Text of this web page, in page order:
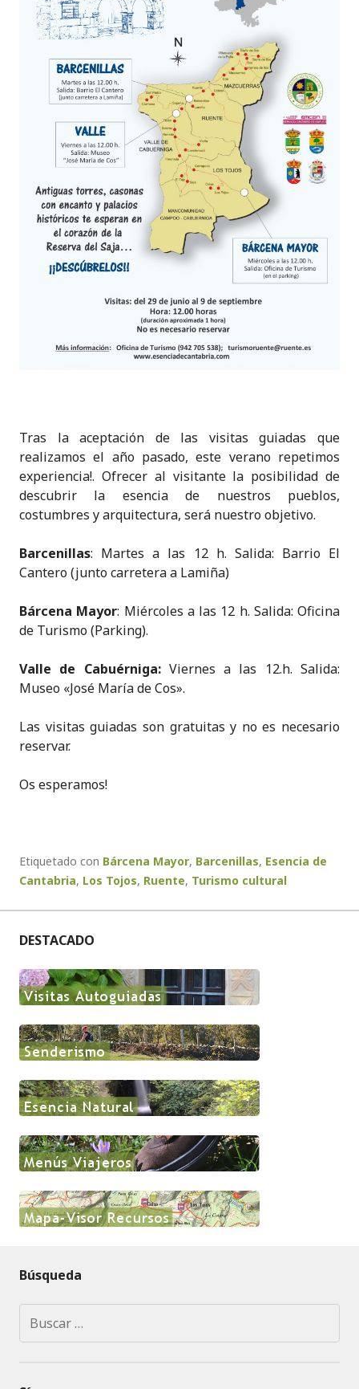
Tras la aceptación de las visitas guiadas que
realizamos el año pasado, este verano repetimos
experiencia!. Ofrecer al visitante la posibilidad de
descubrir la esencia de nuestros pueblos,
costumbres y arquitectura, será nuestro objetivo.
Barcenillas: Martes a las 12 h. Salida: Barrio El
Cantero (junto carretera a Lamiña)
Bárcena Mayor: Miércoles a las 12 h. Salida: Oficina
de Turismo (Parking).
Valle de Cabuérniga: Viernes a las 12.h. Salida:
Museo «José María de Cos».
Las visitas guiadas son gratuitas y no es necesario
reservar.
Os esperamos!
Etiquetado con Bárcena Mayor, Barcenillas, Esencia de
Cantabria, Los Tojos, Ruente, Turismo cultural
DESTACADO
Búsqueda